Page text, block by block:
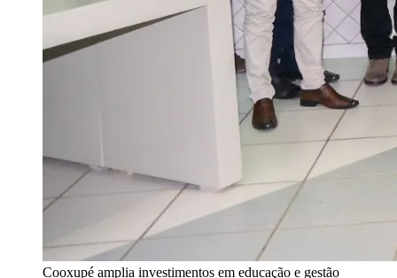
Cooxupé amplia investimentos em educação e gestão